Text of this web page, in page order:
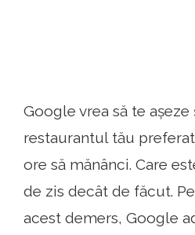
Google vrea să te așeze
restaurantul tău
ore să mănânci. Care
de zis decât de făcut.
acest demers, Google